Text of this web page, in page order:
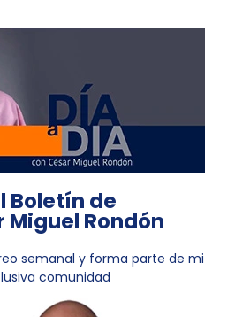
Boletín de
Miguel Rondón
semanal y forma parte de mi
comunidad